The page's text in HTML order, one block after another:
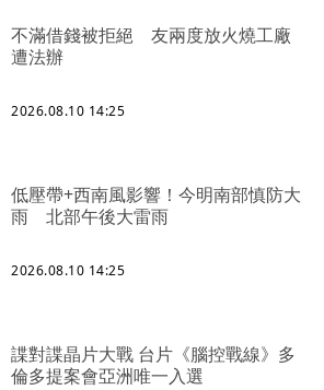
不滿借錢被拒絕 友兩度放火燒工廠
遭法辦
2026.08.10 14:25
低壓帶+西南風影響！今明南部慎防大
雨 北部午後大雷雨
2026.08.10 14:25
諜對諜晶片大戰 台片《腦控戰線》多
倫多提案會亞洲唯一入選